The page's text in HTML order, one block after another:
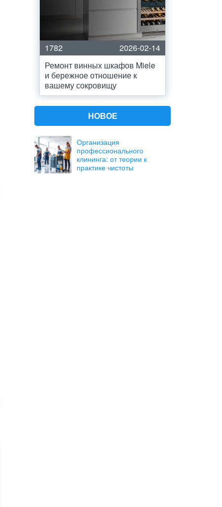
1782
2026-02-14
Ремонт винных шкафов Miele
и бережное отношение к
вашему сокровищу
НОВОЕ
Организация
профессионального
клининга: от теории к
практике чистоты